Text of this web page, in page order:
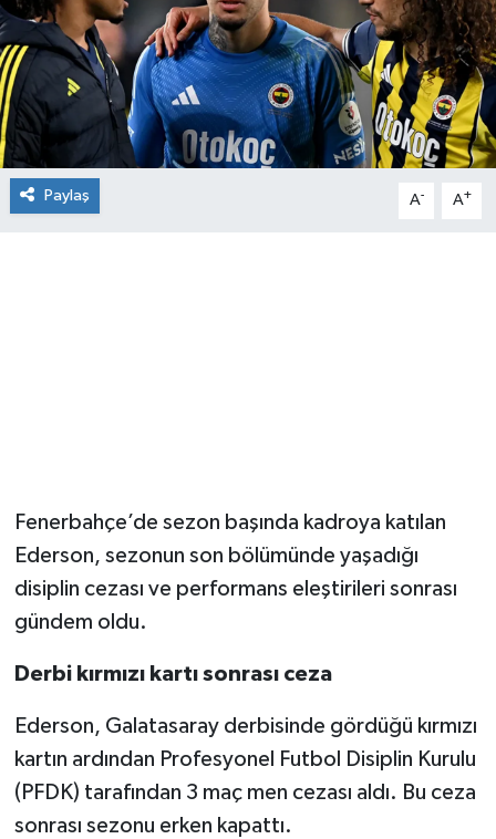
Paylaş A- A+
Fenerbahçe’de sezon başında kadroya katılan
Ederson, sezonun son bölümünde yaşadığı
disiplin cezası ve performans eleştirileri sonrası
gündem oldu.
Derbi kırmızı kartı sonrası ceza
Ederson, Galatasaray derbisinde gördüğü kırmızı
kartın ardından Profesyonel Futbol Disiplin Kurulu
(PFDK) tarafından 3 maç men cezası aldı. Bu ceza
sonrası sezonu erken kapattı.